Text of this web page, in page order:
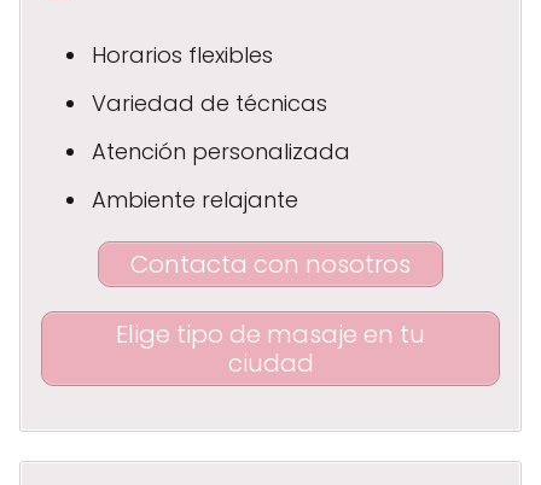
Horarios flexibles
Variedad de técnicas
Atención personalizada
Ambiente relajante
Contacta con nosotros
Elige tipo de masaje en tu
ciudad